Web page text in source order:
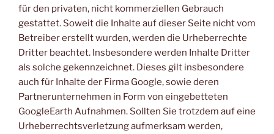
für den privaten, nicht kommerziellen Gebrauch
gestattet. Soweit die Inhalte auf dieser Seite nicht vom
Betreiber erstellt wurden, werden die Urheberrechte
Dritter beachtet. Insbesondere werden Inhalte Dritter
als solche gekennzeichnet. Dieses gilt insbesondere
auch für Inhalte der Firma Google, sowie deren
Partnerunternehmen in Form von eingebetteten
GoogleEarth Aufnahmen. Sollten Sie trotzdem auf eine
Urheberrechtsverletzung aufmerksam werden,